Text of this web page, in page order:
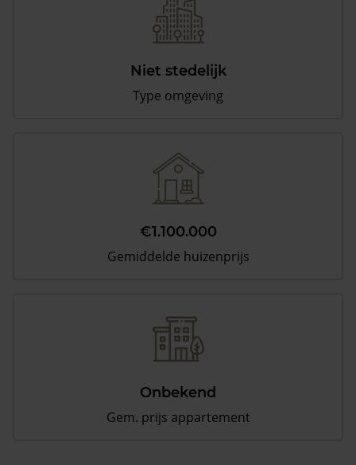
Niet stedelijk
Type omgeving
€1.100.000
Gemiddelde huizenprijs
Onbekend
Gem. prijs appartement